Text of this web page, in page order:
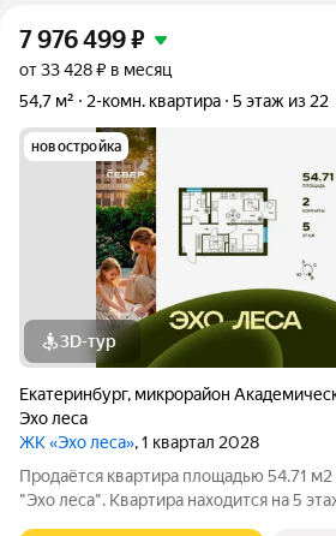
7 976 499₽
от 33 428 ₽ в месяц
54,7 м²
2-комн. квартира 5 этаж из 22
новостройка
3D-тур
Екатеринбург, микрорайон
Эхо леса
ЖК «Эхо леса», 1 квартал 2028
Продаётся квартира площадью 54.71
"Эхо леса". Квартира находится на 5